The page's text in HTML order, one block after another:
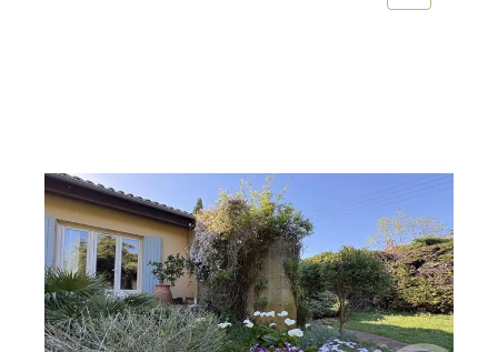
ARLES 13
245,45 m2, 7 pièces
Ref : 3890
Maison à vendre
525 000 €